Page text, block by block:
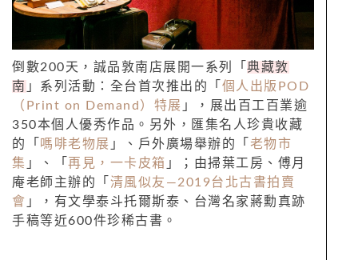
倒數200天，誠品敦南店展開一系列「 典藏敦
南 」系列活動： 全台首次推出的「 個人出版 POD
（ Print on Demand ）特展 」，展出百工百業逾
350本個人優秀作品。另外，匯集名人珍貴收藏
的「 嗎啡老物展 」、戶外廣場舉辦的「 老物市
集 」、「 再見，一卡皮箱 」；由掃葉工房、傅月
庵老師主辦的「 清風似友 —2019台北古書拍賣
會 」，有文學泰斗托爾斯泰、台灣名家蔣勳真跡
手稿等近600件珍稀古書。